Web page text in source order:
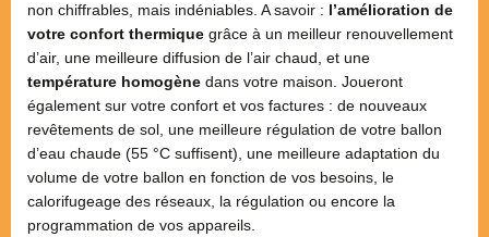
non chiffrables, mais indéniables. A savoir : l’amélioration de
votre confort thermique grâce à un meilleur renouvellement
d’air, une meilleure diffusion de l’air chaud, et une
température homogène dans votre maison. Joueront
également sur votre confort et vos factures : de nouveaux
revêtements de sol, une meilleure régulation de votre ballon
d’eau chaude (55 °C suffisent), une meilleure adaptation du
volume de votre ballon en fonction de vos besoins, le
calorifugeage des réseaux, la régulation ou encore la
programmation de vos appareils.